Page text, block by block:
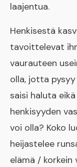
laajentua.
Henkisestä
tavoittelevat
vaurauteen
olla, jotta
saisi haluta
henkisyyden
voi olla? Koko
heijastelee
elämä / korkein